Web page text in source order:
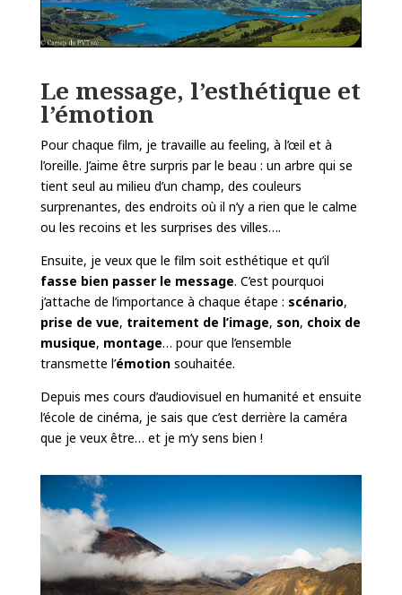
Le message, l’esthétique et
l’émotion
Pour chaque film, je travaille au feeling, à l’œil et à
l’oreille. J’aime être surpris par le beau : un arbre qui se
tient seul au milieu d’un champ, des couleurs
surprenantes, des endroits où il n’y a rien que le calme
ou les recoins et les surprises des villes….
Ensuite, je veux que le film soit esthétique et qu’il
fasse bien passer le message. C’est pourquoi
j’attache de l’importance à chaque étape : scénario,
prise de vue, traitement de l’image, son, choix de
musique, montage… pour que l’ensemble
transmette l’émotionsouhaitée.
Depuis mes cours d’audiovisuel en humanité et ensuite
l’école de cinéma, je sais que c’est derrière la caméra
que je veux être… et je m’y sens bien !